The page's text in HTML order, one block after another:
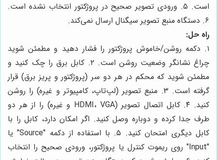
است. ۵. ورودی تصویر صحیح در پروژکتور انتخاب نشده است.
۶. دستگاه منبع تصویر سیگنال ارسال نمی‌کند.
راه حل:
۱. دکمه روشن/خاموش پروژکتور را فشار دهید و مطمئن شوید
چراغ نشانگر وضعیت روشن است. ۲. کابل برق را چک کنید و
مطمئن شوید که محکم در هر دو سر (پروژکتور و پریز برق) قرار
گرفته است. ۳. منبع تصویر (لپ‌تاپ، کامپیوتر و غیره) را روشن
کنید. ۴. کابل اتصال تصویر (HDMI، VGA و غیره) را از هر دو
طرف جدا کرده و دوباره وصل کنید. اگر امکان دارد، کابل را با
کابل دیگری امتحان کنید. ۵. با استفاده از دکمه "Source" یا
"Input" روی ریموت کنترل یا پروژکتور، ورودی صحیح را انتخاب